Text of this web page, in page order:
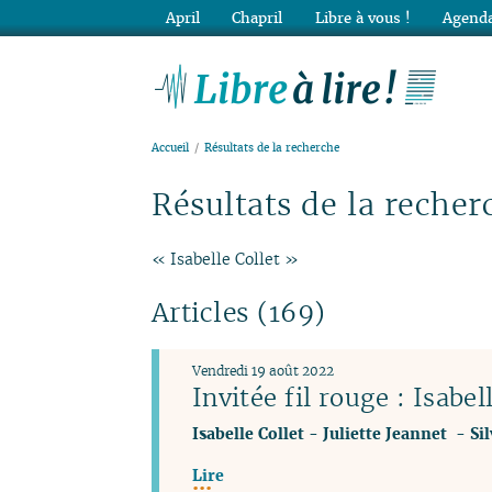
Accueil Résultats de la recherche
Résultats de la
« Isabelle Collet »
Articles (169)
Invitée fil rouge :
Vendredi 19 août 2022
Isabelle Collet- Juliette Jeannet -
Lire
April Chapril Libre à vous !